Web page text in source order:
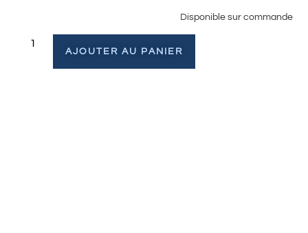
Disponible sur commande
AJOUTER AU PANIER